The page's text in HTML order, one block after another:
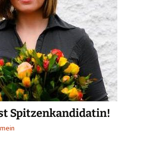
Spitzenkandidatin!